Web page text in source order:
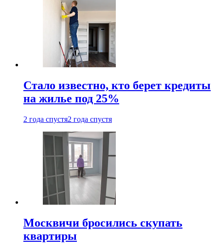
Стало известно, кто берет кредиты
на жилье под 25%
2 года спустя2 года спустя
Москвичи бросились скупать
квартиры